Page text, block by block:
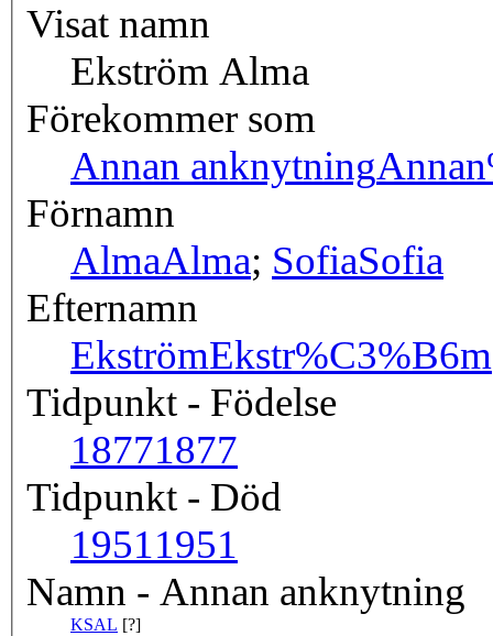
Visat namn
Ekström Alma
Förekommer som
Annan anknytning
Förnamn
AlmaAlma; SofiaSofia
Efternamn
EkströmEkstr%C3%B6m
Tidpunkt - Födelse
18771877
Tidpunkt - Död
19511951
Namn - Annan anknytning
KSAL [?]